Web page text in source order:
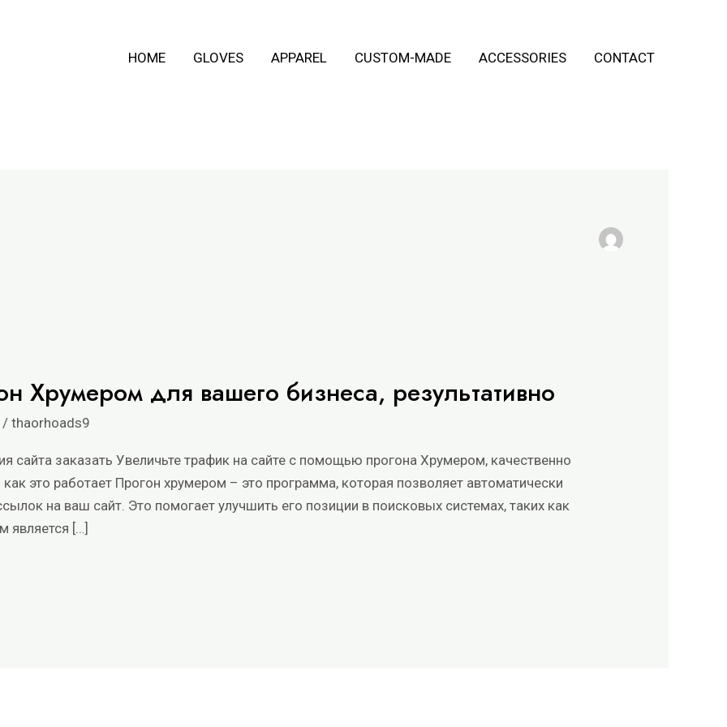
HOME GLOVES APPAREL CUSTOM-MADE ACCESSORIES CONTACT
Хрумером для вашего бизнеса, результативно
/thaorhoads9
сайта заказать Увеличьте трафик на сайте с помощью прогона Хрумером, качественно
это работает Прогон хрумером – это программа, которая позволяет автоматически
на ваш сайт. Это помогает улучшить его позиции в поисковых системах, таких как
является […]